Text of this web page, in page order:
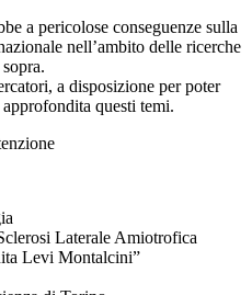
a pericolose conseguenze sulla
nell’ambito delle ricerche
a disposizione per poter
questi temi.
Laterale Amiotrofica
Levi Montalcini”